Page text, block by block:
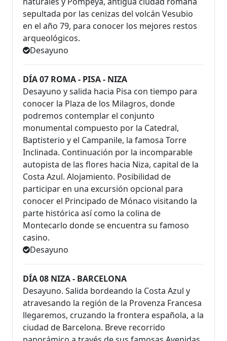
sepultada por las cenizas del volcán Vesubio
en el año 79, para conocer los mejores restos
arqueológicos.
Desayuno
DÍA 07 ROMA - PISA - NIZA
Desayuno y salida hacia Pisa con tiempo para
conocer la Plaza de los Milagros, donde
podremos contemplar el conjunto
monumental compuesto por la Catedral,
Baptisterio y el Campanile, la famosa Torre
Inclinada. Continuación por la incomparable
autopista de las flores hacia Niza, capital de la
Costa Azul. Alojamiento. Posibilidad de
participar en una excursión opcional para
conocer el Principado de Mónaco visitando la
parte histórica así como la colina de
Montecarlo donde se encuentra su famoso
casino.
Desayuno
DÍA 08 NIZA - BARCELONA
Desayuno. Salida bordeando la Costa Azul y
atravesando la región de la Provenza Francesa
llegaremos, cruzando la frontera española, a la
ciudad de Barcelona. Breve recorrido